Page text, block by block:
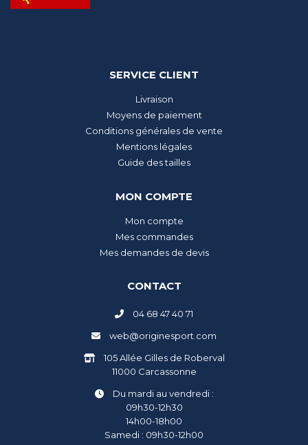
SERVICE CLIENT
Livraison
Moyens de paiement
Conditions générales de vente
Mentions légales
Guide des tailles
MON COMPTE
Mon compte
Mes commandes
Mes demandes de devis
CONTACT
04 68 47 40 71
web@originesport.com
105 Allée Gilles de Roberval
11000 Carcassonne
Du mardi au vendredi :
09h30-12h30
14h00-18h00
Samedi : 09h30-12h00